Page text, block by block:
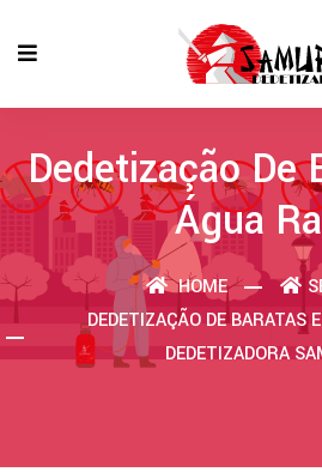
Dedetização De
Água
HOME
DEDETIZAÇÃO DE BARATAS
DEDETIZADORA